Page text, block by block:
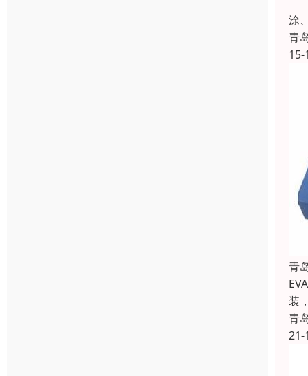
涂
青
15-
青
装
青
21-